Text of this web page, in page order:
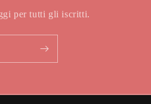
per tutti gli iscritti.